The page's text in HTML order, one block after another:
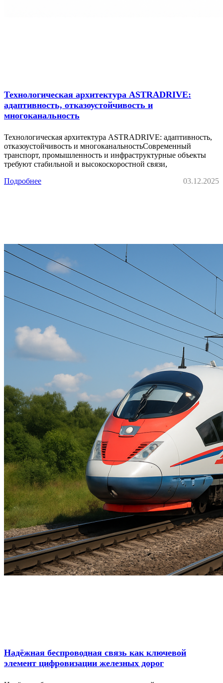
Технологическая архитектура ASTRADRIVE:
адаптивность, отказоустойчивость и
многоканальность
Технологическая архитектура ASTRADRIVE: адаптивность,
отказоустойчивость и многоканальностьСовременный
транспорт, промышленность и инфраструктурные объекты
требуют стабильной и высокоскоростной связи,
Подробнее
03.12.2025
Надёжная беспроводная связь как ключевой
элемент цифровизации железных дорог